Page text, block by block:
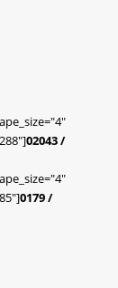
02043 /
0179 /